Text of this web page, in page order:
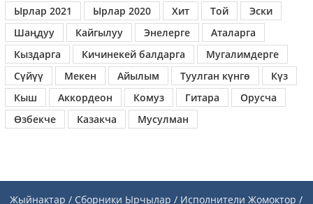
Ырлар 2021
Ырлар 2020 Хит Той
Эски
Шаңдуу
Кайгылуу Энелерге
Аталарга
Кыздарга
Кичинекей балдарга
Мугалимдерге
Сүйүү
Мекен Айылым Туулган күнгө
Күз
Кыш
Аккордеон Комуз Гитара
Орусча
Өзбекче
Казакча Мусулман
Жыйнактар / Сборники Ырчылар / Исполнители Жомоктор /